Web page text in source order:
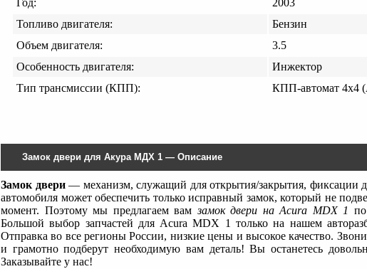
Год:
2003
Топливо двигателя:
Бензин
Объем двигателя:
3.5
Особенность двигателя:
Инжектор
Тип трансмиссии (КПП):
КПП-автомат
Замок двери для Акура МДХ 1 — Описание
Замок двери— механизм, служащий для открытия/закрытия, фиксации
автомобиля может обеспечить только исправный замок, который не
момент. Поэтому мы предлагаем вамзамок двери на Acura MDX 1
Большой выбор запчастей для Acura MDX 1 только на нашем
Отправка во все регионы России, низкие цены и высокое качество.
и грамотно подберут необходимую вам деталь! Вы останетесь
Заказывайте у нас!